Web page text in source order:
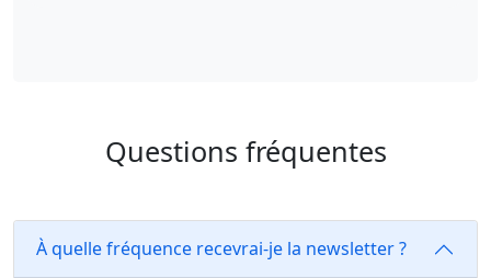
Questions fréquentes
À quelle fréquence recevrai-je la newsletter ?